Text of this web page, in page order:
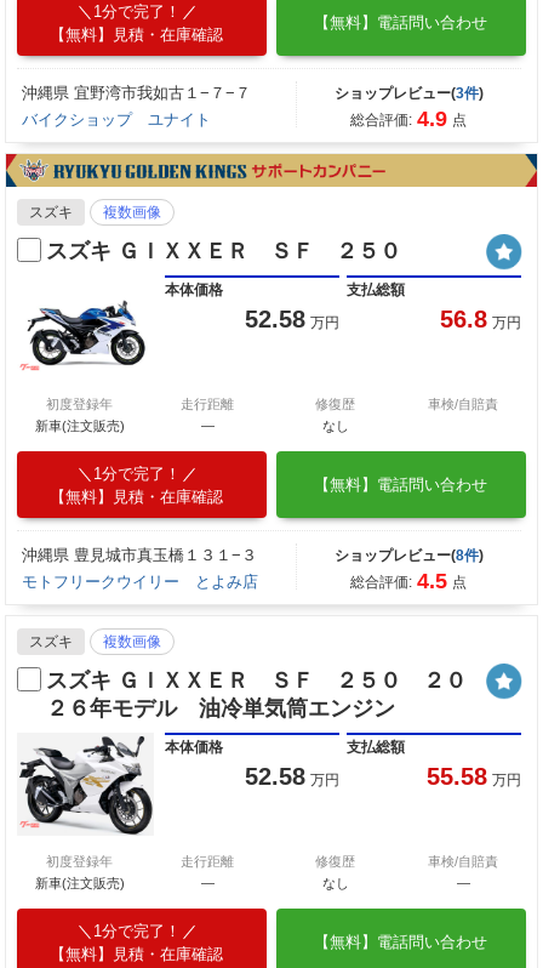
1分で完了！
【無料】見積・在庫確認
【無料】電話問い合わせ
沖縄県 宜野湾市我如古１−７−７
バイクショップ ユナイト
ショップレビュー(3件)
総合評価: 4.9 点
スズキ 複数画像
スズキ ＧＩＸＸＥＲ ＳＦ ２５０
本体価格
52.58 万円
支払総額
56.8 万円
初度登録年
新車(注文販売)
走行距離
―
修復歴
なし
車検/自賠責
1分で完了！
【無料】見積・在庫確認
【無料】電話問い合わせ
沖縄県 豊見城市真玉橋１３１−３
モトフリークウイリー とよみ店
ショップレビュー(8件)
総合評価: 4.5 点
スズキ 複数画像
スズキ ＧＩＸＸＥＲ ＳＦ ２５０ ２０
２６年モデル 油冷単気筒エンジン
本体価格
52.58 万円
支払総額
55.58 万円
初度登録年
新車(注文販売)
走行距離
―
修復歴
なし
車検/自賠責
―
1分で完了！
【無料】見積・在庫確認
【無料】電話問い合わせ